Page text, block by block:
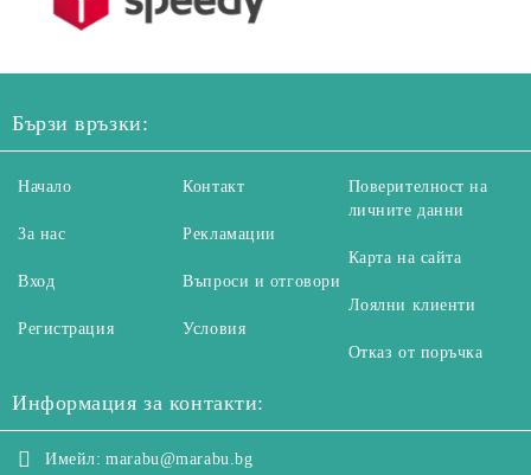
Бързи връзки:
Начало
За нас
Вход
Регистрация
Контакт
Рекламации
Въпроси и отговори
Условия
Поверителност на
личните данни
Карта на сайта
Лоялни клиенти
Отказ от поръчка
Информация за контакти:
Имейл: marabu@marabu.bg